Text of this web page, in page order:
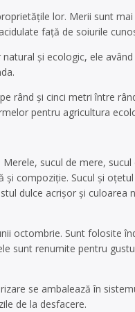
lor. Merii sunt
față de soiurile
și ecologic, ele
rând și cinci metri între
pentru agricultura
sucul de mere,
compoziție. Sucul și
dulce acrișor și
octombrie. Sunt folosite
sunt renumite pentru
se ambalează în
de la desfacere.